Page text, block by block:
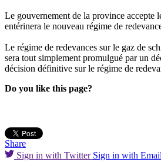
Le gouvernement de la province accepte
entérinera le nouveau régime de
Le régime de redevances sur le gaz de
sera tout simplement promulgué par un
décision définitive sur le régime de
Do you like this page?
Share
Sign in with Twitter Sign in with Email